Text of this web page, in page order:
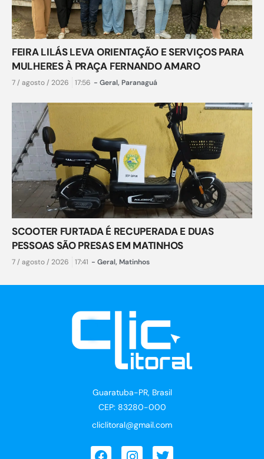
FEIRA LILÁS LEVA ORIENTAÇÃO E SERVIÇOS PARA
MULHERES À PRAÇA FERNANDO AMARO
7 / agosto / 2026 17:56 - Geral, Paranaguá
SCOOTER FURTADA É RECUPERADA E DUAS
PESSOAS SÃO PRESAS EM MATINHOS
7 / agosto / 2026 17:41 - Geral, Matinhos
Guaratuba-PR, Brasil
CEP: 83280-000
cliclitoral@gmail.com